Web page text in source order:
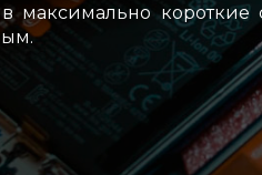
максимально короткие